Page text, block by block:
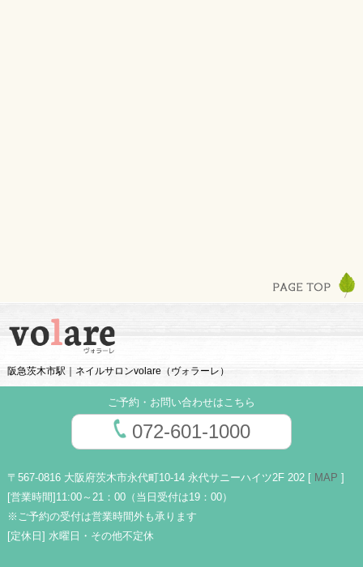
阪急茨木市駅｜ネイルサロンvolare（ヴォラーレ）
ご予約・お問い合わせはこちら
072-601-1000
〒567-0816 大阪府茨木市永代町10-14 永代サニーハイツ2F 202 [ MAP ]
[営業時間] 11:00～21：00（当日受付は19：00）
※ご予約の受付は営業時間外も承ります
[定休日] 水曜日・その他不定休